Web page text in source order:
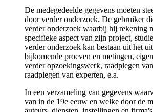
De medegedeelde gegevens moeten
door verder onderzoek. De gebruiker
verder onderzoek waarbij hij rekening
specifieke aspect van zijn project,
verder onderzoek kan bestaan uit het
bijkomende proeven en metingen,
verder opzoekingswerk, raadplegen
raadplegen van experten, e.a.
In een verzameling van gegevens
van in de 19e eeuw en welke door de